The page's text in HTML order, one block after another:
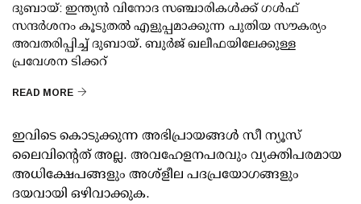
ദുബായ്: ഇന്ത്യൻ വിനോദ സഞ്ചാരികൾക്ക് ഗൾഫ്
സന്ദർശനം കൂടുതൽ എളുപ്പമാക്കുന്ന പുതിയ സൗകര്യം
അവതരിപ്പിച്ച് ദുബായ്. ബുർജ് ഖലീഫയിലേക്കുള്ള
പ്രവേശന ടിക്കറ്
READ MORE
ഇവിടെ കൊടുക്കുന്ന അഭിപ്രായങ്ങള്‍ സീ ന്യൂസ്
ലൈവിന്റെത് അല്ല. അവഹേളനപരവും വ്യക്തിപരമായ
അധിക്ഷേപങ്ങളും അശ്‌ളീല പദപ്രയോഗങ്ങളും
ദയവായി ഒഴിവാക്കുക.